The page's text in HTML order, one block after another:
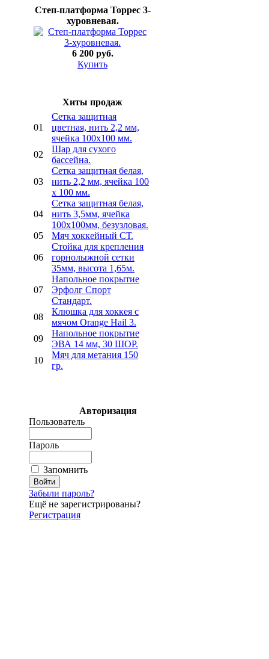
Степ-платформа Торрес 3-
хуровневая.
6 200 руб.
Купить
Хиты продаж
01
Сетка защитная
цветная, нить 2,2 мм,
ячейка 100х100 мм.
02
Шар для сухого
бассейна.
03
Сетка защитная белая,
нить 2,2 мм, ячейка 100
х 100 мм.
04
Сетка защитная белая,
нить 3,5мм, ячейка
100х100мм, безузловая.
05
Мяч хоккейный СТ.
06
Стойка для крепления
горнолыжной сетки
35мм, высота 1,65м.
07
Напольное покрытие
Эрфолг Спорт
Стандарт.
08
Клюшка для хоккея с
мячом Orange Hail 3.
09
Напольное покрытие
ЭВА 14 мм, 30 ШОР.
10
Мяч для метания 150
гр.
Авторизация
Пользователь
Пароль
Запомнить
Забыли пароль?
Ещё не зарегистрированы?
Регистрация